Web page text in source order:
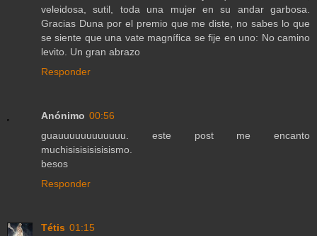
veleidosa, sutil, toda una mujer en su andar garbosa.
Gracias Duna por el premio que me diste, no sabes lo que
se siente que una vate magnífica se fije en uno: No camino
levito. Un gran abrazo
Responder
Anónimo 00:56
guauuuuuuuuuuuu. este post me encanto
muchisisisisisisismo.
besos
Responder
Tétis 01:15